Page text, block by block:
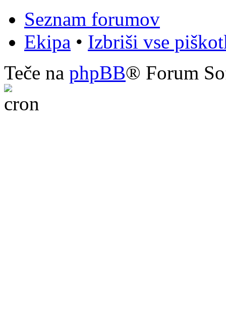
Seznam forumov
Ekipa • Izbriši vse
Teče na phpBB® Forum